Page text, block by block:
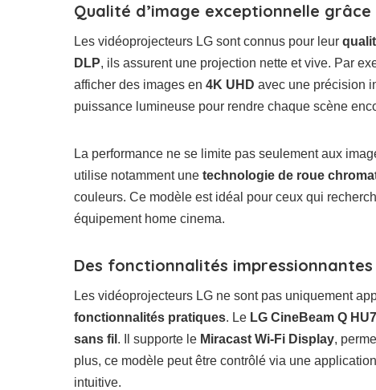
Qualité d’image exceptionnelle
Les vidéoprojecteurs LG sont connus pour leur
DLP, ils assurent une projection nette et vive. Par
afficher des images en 4K UHD avec une précision
puissance lumineuse pour rendre chaque scène
La performance ne se limite pas seulement aux
utilise notamment une technologie de roue
couleurs. Ce modèle est idéal pour ceux qui
équipement home cinema.
Des fonctionnalités
Les vidéoprojecteurs LG ne sont pas uniquement
fonctionnalités pratiques. Le LG CineBeam Q
sans fil . Il supporte le Miracast Wi-Fi Display,
plus, ce modèle peut être contrôlé via une
intuitive.